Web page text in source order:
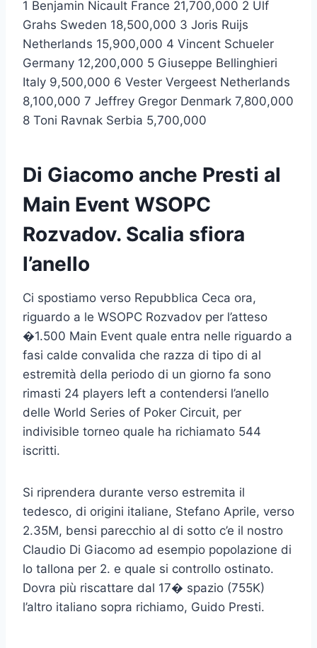
1 Benjamin Nicault France 21,700,000 2 Ulf
Grahs Sweden 18,500,000 3 Joris Ruijs
Netherlands 15,900,000 4 Vincent Schueler
Germany 12,200,000 5 Giuseppe Bellinghieri
Italy 9,500,000 6 Vester Vergeest Netherlands
8,100,000 7 Jeffrey Gregor Denmark 7,800,000
8 Toni Ravnak Serbia 5,700,000
Di Giacomo anche Presti al
Main Event WSOPC
Rozvadov. Scalia sfiora
l’anello
Ci spostiamo verso Repubblica Ceca ora,
riguardo a le WSOPC Rozvadov per l’atteso
�1.500 Main Event quale entra nelle riguardo a
fasi calde convalida che razza di tipo di al
estremità della periodo di un giorno fa sono
rimasti 24 players left a contendersi l’anello
delle World Series of Poker Circuit, per
indivisible torneo quale ha richiamato 544
iscritti.
Si riprendera durante verso estremita il
tedesco, di origini italiane, Stefano Aprile, verso
2.35M, bensi parecchio al di sotto c’e il nostro
Claudio Di Giacomo ad esempio popolazione di
lo tallona per 2. e quale si controllo ostinato.
Dovra più riscattare dal 17� spazio (755K)
l’altro italiano sopra richiamo, Guido Presti.